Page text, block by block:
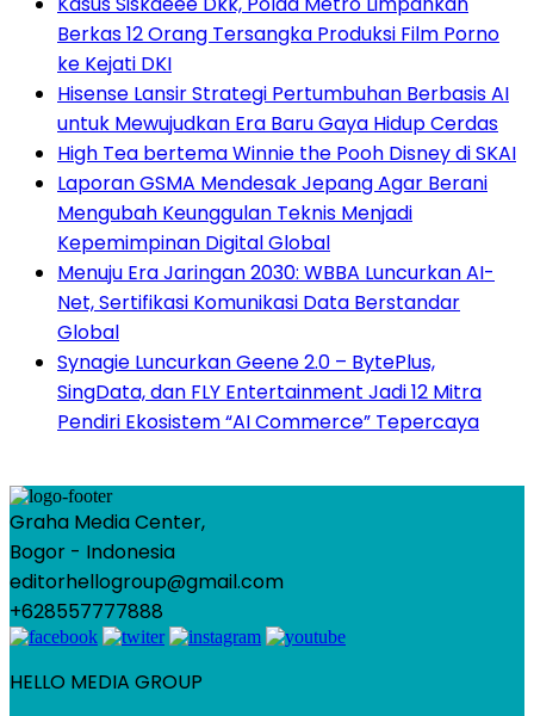
Berkas 12 Orang Tersangka Produksi Film Porno
ke Kejati DKI
Hisense Lansir Strategi Pertumbuhan Berbasis AI
untuk Mewujudkan Era Baru Gaya Hidup Cerdas
High Tea bertema Winnie the Pooh Disney di SKAI
Laporan GSMA Mendesak Jepang Agar Berani
Mengubah Keunggulan Teknis Menjadi
Kepemimpinan Digital Global
Menuju Era Jaringan 2030: WBBA Luncurkan AI-
Net, Sertifikasi Komunikasi Data Berstandar
Global
Synagie Luncurkan Geene 2.0 – BytePlus,
SingData, dan FLY Entertainment Jadi 12 Mitra
Pendiri Ekosistem “AI Commerce” Tepercaya
Graha Media Center,
Bogor - Indonesia
editorhellogroup@gmail.com
+628557777888
HELLO MEDIA GROUP